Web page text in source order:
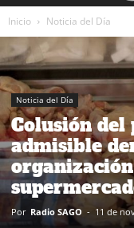
Inicio Noticia del Día
Noticia del Día
Colusión del
admisible
Por Radio SAGO - 11 de